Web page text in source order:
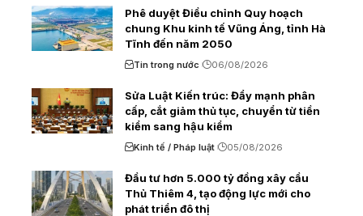
Phê duyệt Điều chỉnh Quy hoạch
chung Khu kinh tế Vũng Áng, tỉnh Hà
Tĩnh đến năm 2050
Tin trong nước 06/08/2026
Sửa Luật Kiến trúc: Đẩy mạnh phân
cấp, cắt giảm thủ tục, chuyển từ tiền
kiểm sang hậu kiểm
Kinh tế / Pháp luật 05/08/2026
Đầu tư hơn 5.000 tỷ đồng xây cầu
Thủ Thiêm 4, tạo động lực mới cho
phát triển đô thị